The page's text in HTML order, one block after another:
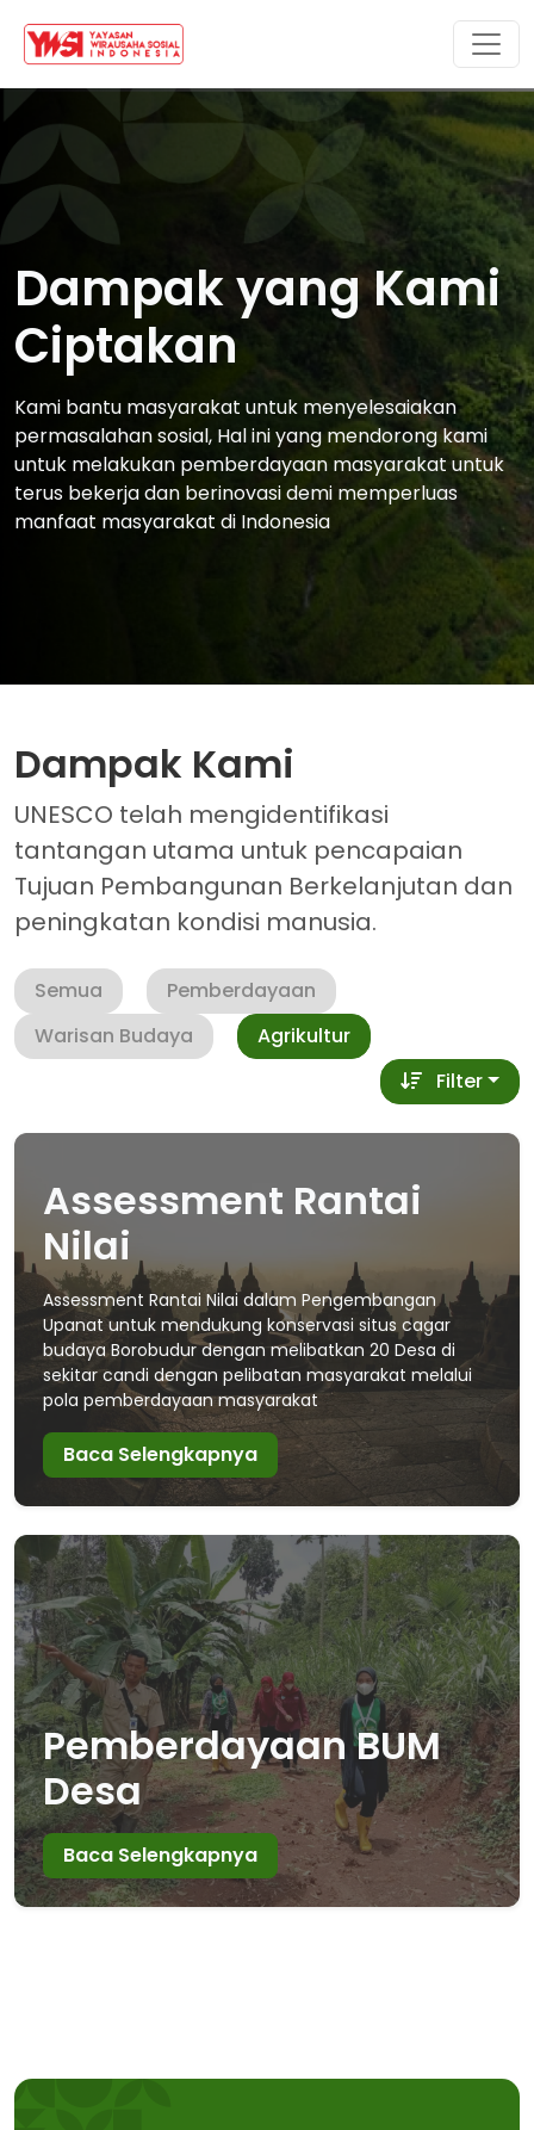
Dampak yang Kami
Ciptakan
Kami bantu masyarakat untuk menyelesaiakan
permasalahan sosial, Hal ini yang mendorong kami
untuk melakukan pemberdayaan masyarakat untuk
terus bekerja dan berinovasi demi memperluas
manfaat masyarakat di Indonesia
Dampak Kami
UNESCO telah mengidentifikasi
tantangan utama untuk pencapaian
Tujuan Pembangunan Berkelanjutan dan
peningkatan kondisi manusia.
Semua
Pemberdayaan
Warisan Budaya
Agrikultur
Filter
Assessment Rantai
Nilai
Assessment Rantai Nilai dalam Pengembangan
Upanat untuk mendukung konservasi situs cagar
budaya Borobudur dengan melibatkan 20 Desa di
sekitar candi dengan pelibatan masyarakat melalui
pola pemberdayaan masyarakat
Baca Selengkapnya
Pemberdayaan BUM
Desa
Baca Selengkapnya